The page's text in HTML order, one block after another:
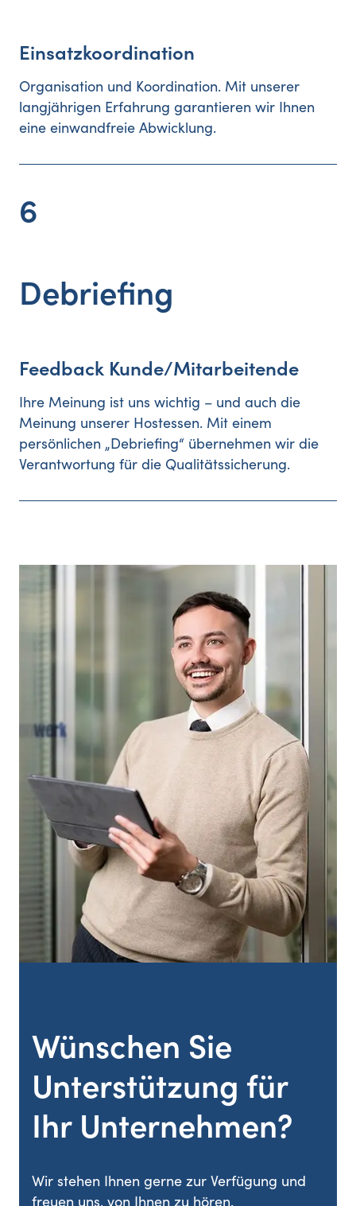
Einsatzkoordination
Organisation und Koordination. Mit unserer
langjährigen Erfahrung garantieren wir Ihnen
eine einwandfreie Abwicklung.
6
Debriefing
Feedback Kunde/Mitarbeitende
Ihre Meinung ist uns wichtig – und auch die
Meinung unserer Hostessen. Mit einem
persönlichen „Debriefing“ übernehmen wir die
Verantwortung für die Qualitätssicherung.
Wünschen Sie
Unterstützung für
Ihr Unternehmen?
Wir stehen Ihnen gerne zur Verfügung und
freuen uns, von Ihnen zu hören.